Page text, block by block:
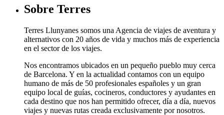
Sobre Terres
Terres Llunyanes somos una Agencia de viajes de aventura y
alternativos con 20 años de vida y muchos más de experiencia
en el sector de los viajes.
Nos encontramos ubicados en un pequeño pueblo muy cerca
de Barcelona. Y en la actualidad contamos con un equipo
humano de más de 50 profesionales españoles y un gran
equipo local de guías, cocineros, conductores y ayudantes en
cada destino que nos han permitido ofrecer, día a día, nuevos
viajes y nuevas rutas creada exclusivamente por nosotros.